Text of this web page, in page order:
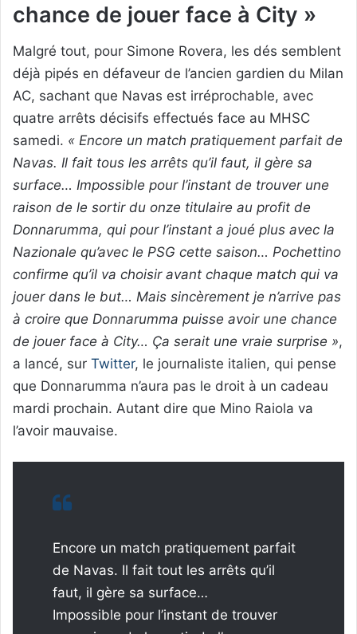
chance de jouer face à City »
Malgré tout, pour Simone Rovera, les dés semblent
déjà pipés en défaveur de l’ancien gardien du Milan
AC, sachant que Navas est irréprochable, avec
quatre arrêts décisifs effectués face au MHSC
samedi. « Encore un match pratiquement parfait de
Navas. Il fait tous les arrêts qu’il faut, il gère sa
surface… Impossible pour l’instant de trouver une
raison de le sortir du onze titulaire au profit de
Donnarumma, qui pour l’instant a joué plus avec la
Nazionale qu’avec le PSG cette saison… Pochettino
confirme qu’il va choisir avant chaque match qui va
jouer dans le but… Mais sincèrement je n’arrive pas
à croire que Donnarumma puisse avoir une chance
de jouer face à City… Ça serait une vraie surprise »,
a lancé, sur Twitter, le journaliste italien, qui pense
que Donnarumma n’aura pas le droit à un cadeau
mardi prochain. Autant dire que Mino Raiola va
l’avoir mauvaise.
Encore un match pratiquement parfait
de Navas. Il fait tout les arrêts qu’il
faut, il gère sa surface…
Impossible pour l’instant de trouver